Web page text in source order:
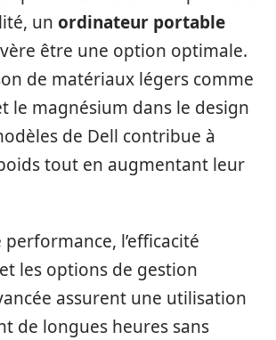
un ordinateur portable
être une option optimale.
de matériaux légers comme
le magnésium dans le design
de Dell contribue à
tout en augmentant leur
l’efficacité
les options de gestion
assurent une utilisation
de longues heures sans